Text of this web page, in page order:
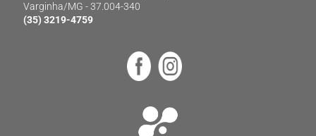
Varginha/MG - 37.004-340
(35) 3219-4759